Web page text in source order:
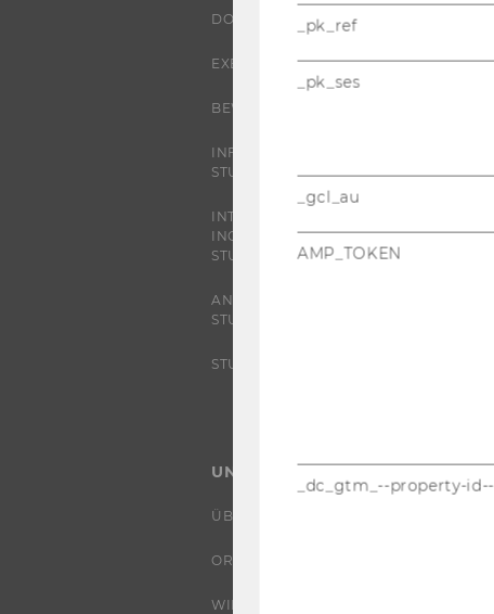
DOKTORAT / PHD
EXECUTIVE EDUCATION
BEWERBUNG UND ZULASSUNG
INFORMATIONEN FÜR
STUDIERENDE
INTERNATIONALE UND
INCOMING EXCHANGE
STUDIERENDE
ANGEBOTE FÜR SCHULEN UND
STUDIENINTERESSIERTE
STUDENT CLUBS
UNIVERSITÄT
ÜBER DIE WU
ORGANISATION
WIRTSCHAFT UND
_pk_ref
_pk_ses
_gcl_au
AMP_TOKEN
_dc_gtm_--property-id--